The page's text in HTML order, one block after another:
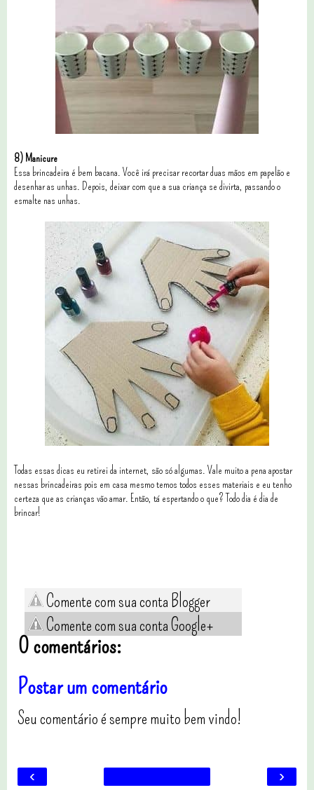
8) Manicure
Essa brincadeira é bem bacana. Você irá precisar recortar duas mãos em papelão e
desenhar as unhas. Depois, deixar com que a sua criança se divirta, passando o
esmalte nas unhas.
Todas essas dicas eu retirei da internet, são só algumas. Vale muito a pena apostar
nessas brincadeiras pois em casa mesmo temos todos esses materiais e eu tenho
certeza que as crianças vão amar. Então, tá espertando o que? Todo dia é dia de
brincar!
Comente com sua conta Blogger
Comente com sua conta Google+
0 comentários:
Postar um comentário
Seu comentário é sempre muito bem vindo!
‹ ›